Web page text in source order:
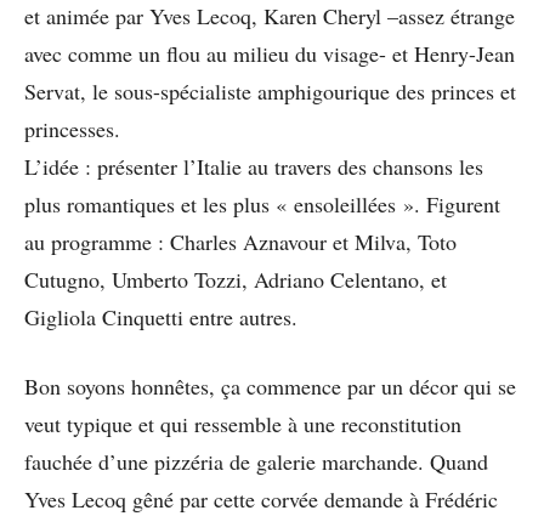
et animée par Yves Lecoq, Karen Cheryl –assez étrange
avec comme un flou au milieu du visage- et Henry-Jean
Servat, le sous-spécialiste amphigourique des princes et
princesses.
L’idée : présenter l’Italie au travers des chansons les
plus romantiques et les plus « ensoleillées ». Figurent
au programme : Charles Aznavour et Milva, Toto
Cutugno, Umberto Tozzi, Adriano Celentano, et
Gigliola Cinquetti entre autres.
Bon soyons honnêtes, ça commence par un décor qui se
veut typique et qui ressemble à une reconstitution
fauchée d’une pizzéria de galerie marchande. Quand
Yves Lecoq gêné par cette corvée demande à Frédéric